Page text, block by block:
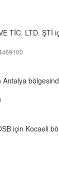
TİC. LTD. ŞTİ
için Kocaeli